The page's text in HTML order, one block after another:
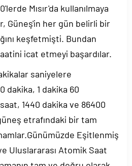
Mısır'da kullanılmaya
Güneş'in her gün belirli bir
keşfetmişti. Bundan
icat etmeyi başardılar.
saniyelere
dakika, 1 dakika 60
1440 dakika ve 86400
etrafındaki bir tam
Eşitlenmiş
Uluslararası Atomik Saat